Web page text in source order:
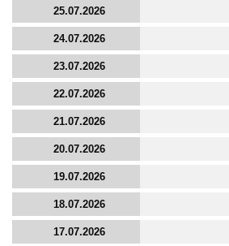
25.07.2026
24.07.2026
23.07.2026
22.07.2026
21.07.2026
20.07.2026
19.07.2026
18.07.2026
17.07.2026